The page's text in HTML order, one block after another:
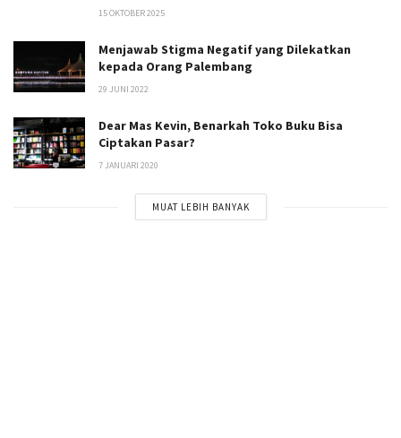
15 OKTOBER 2025
Menjawab Stigma Negatif yang Dilekatkan
kepada Orang Palembang
29 JUNI 2022
Dear Mas Kevin, Benarkah Toko Buku Bisa
Ciptakan Pasar?
7 JANUARI 2020
MUAT LEBIH BANYAK